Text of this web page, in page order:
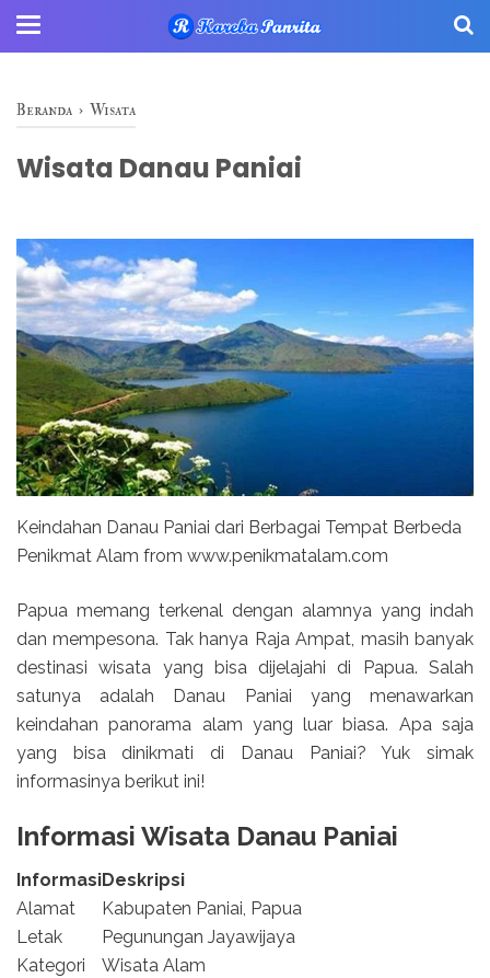
Beranda › Wisata
Wisata Danau Paniai
Keindahan Danau Paniai dari Berbagai Tempat Berbeda
Penikmat Alam from www.penikmatalam.com
Papua memang terkenal dengan alamnya yang indah
dan mempesona. Tak hanya Raja Ampat, masih banyak
destinasi wisata yang bisa dijelajahi di Papua. Salah
satunya adalah Danau Paniai yang menawarkan
keindahan panorama alam yang luar biasa. Apa saja
yang bisa dinikmati di Danau Paniai? Yuk simak
informasinya berikut ini!
Informasi Wisata Danau Paniai
InformasiDeskripsi
Alamat
Kabupaten Paniai, Papua
Letak
Pegunungan Jayawijaya
Kategori
Wisata Alam